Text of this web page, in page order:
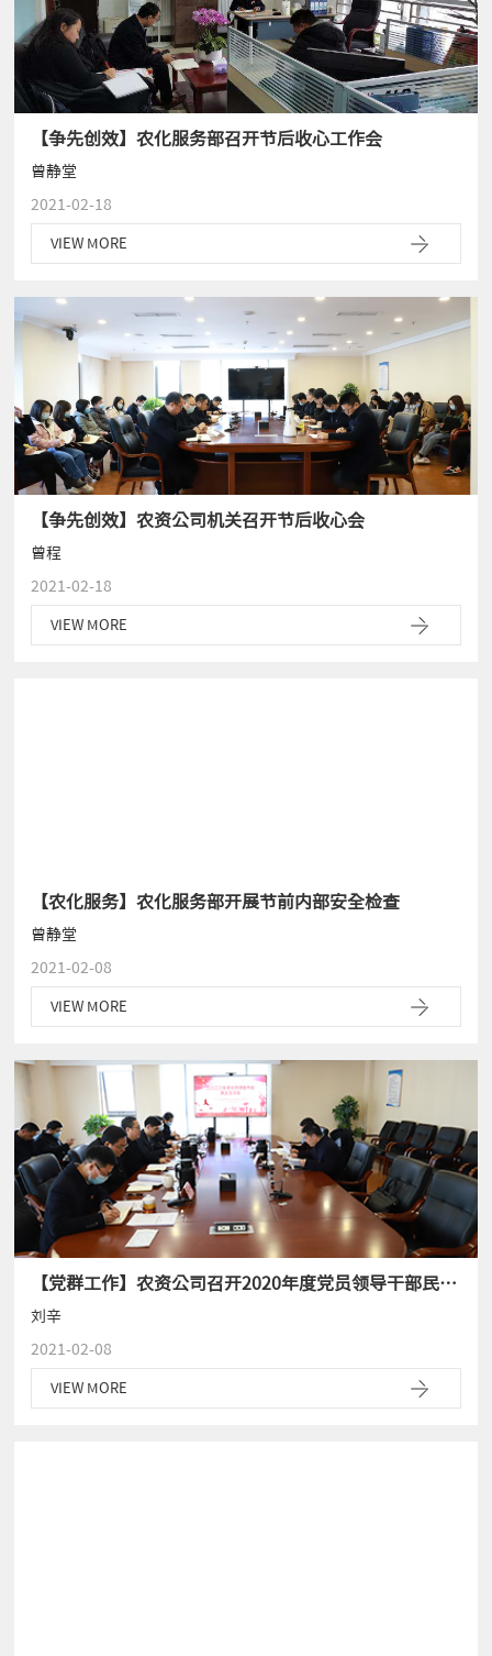
【争先创效】农化服务部召开节后收心工作会
曾静堂
2021-02-18
VIEW MORE
【争先创效】农资公司机关召开节后收心会
曾程
2021-02-18
VIEW MORE
【农化服务】农化服务部开展节前内部安全检查
曾静堂
2021-02-08
VIEW MORE
【党群工作】农资公司召开2020年度党员领导干部民主生活会
刘辛
2021-02-08
VIEW MORE